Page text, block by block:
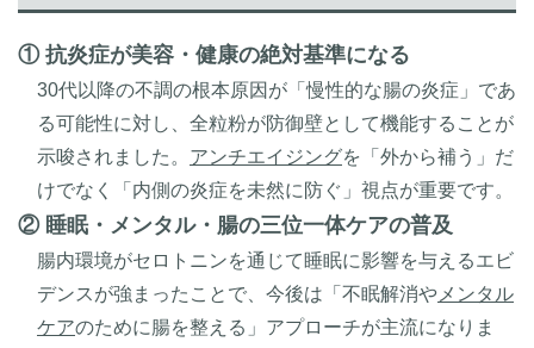
① 抗炎症が美容・健康の絶対基準になる
30代以降の不調の根本原因が「慢性的な腸の炎症」であ
る可能性に対し、全粒粉が防御壁として機能することが
示唆されました。 アンチエイジングを「外から補う」だ
けでなく「内側の炎症を未然に防ぐ」視点が重要です。
② 睡眠・メンタル・腸の三位一体ケアの普及
腸内環境がセロトニンを通じて睡眠に影響を与えるエビ
デンスが強まったことで、今後は「不眠解消や メンタル
ケアのために腸を整える」アプローチが主流になりま